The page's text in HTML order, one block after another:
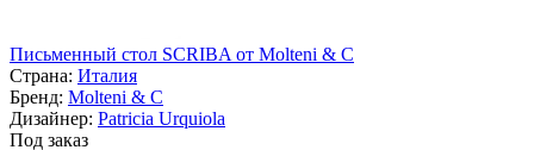
Письменный стол SCRIBA от Molteni & C
Страна: Италия
Бренд: Molteni & C
Дизайнер: Patricia Urquiola
Под заказ